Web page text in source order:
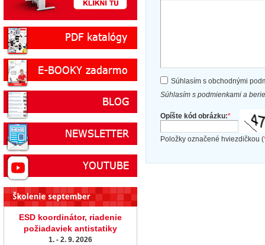
Súhlasím s obchodnými
Súhlasím s podmienkami a
Opíšte kód obrázku:*
Položky označené hviezdičkou (
ESD koordinátor, riadenie
požiadaviek antistatiky
1. - 2. 9. 2026